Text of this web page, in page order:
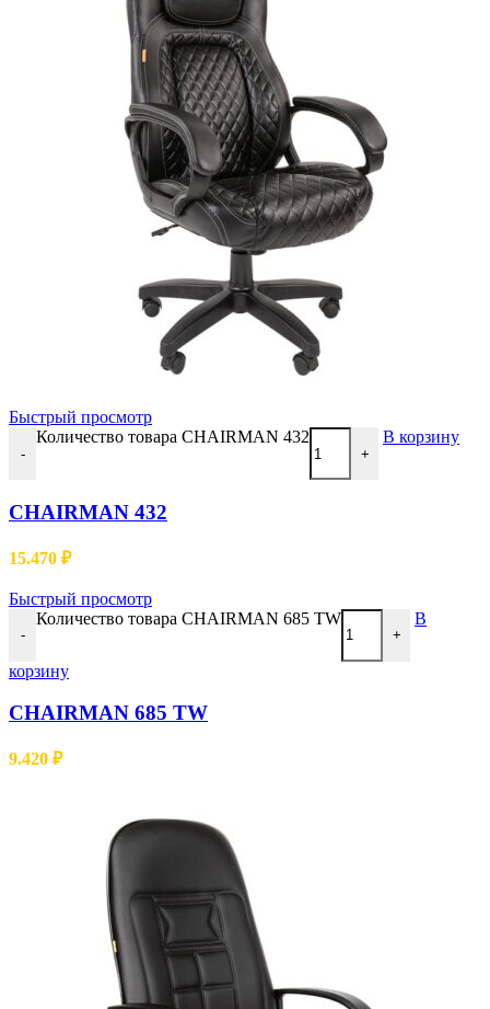
Быстрый просмотр
-
Количество товара CHAIRMAN 432
+
В корзину
CHAIRMAN 432
15.470 ₽
Быстрый просмотр
-
Количество товара CHAIRMAN 685 TW
+
В
корзину
CHAIRMAN 685 TW
9.420 ₽